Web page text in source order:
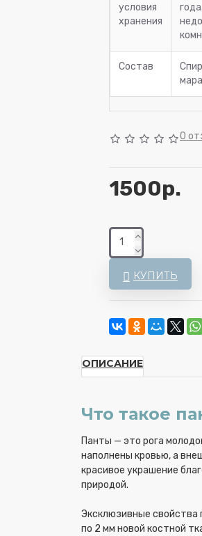
условия
хранения
Состав
0
1500р.
КУПИТЬ
ОПИСАНИЕ
Что такое
Панты — это рога
наполнены кровью, а
красивое украшение
природой.
Эксклюзивные свойства
по 2 мм новой костной